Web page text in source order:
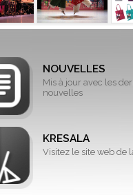
NOUVELLES
Mis à jour avec les
nouvelles
KRESALA
Visitez le site web de